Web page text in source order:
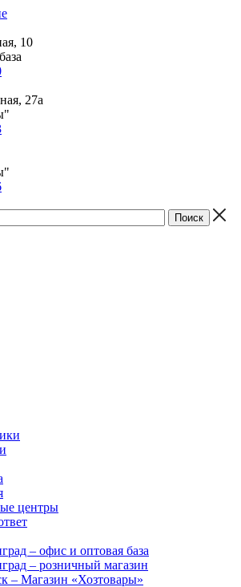
10
27а
центры
– офис и оптовая база
– розничный магазин
– Магазин «Хозтовары»